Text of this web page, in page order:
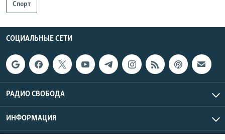
Все сайты РСЕ/РС
Спорт
СОЦИАЛЬНЫЕ СЕТИ
РАДИО СВОБОДА
ИНФОРМАЦИЯ